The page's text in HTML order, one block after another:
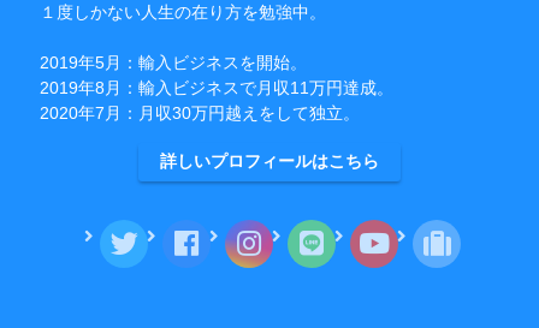
１度しかない人生の在り方を勉強中。
2019年5月：輸入ビジネスを開始。
2019年8月：輸入ビジネスで月収11万円達成。
2020年7月：月収30万円越えをして独立。
詳しいプロフィールはこちら